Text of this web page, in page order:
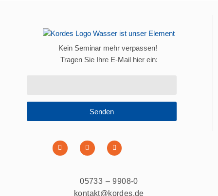
Kein Seminar mehr verpassen!
Tragen Sie Ihre E-Mail hier ein:
Senden
05733 – 9908-0
kontakt@kordes.de